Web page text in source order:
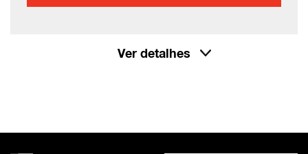
Ver detalhes